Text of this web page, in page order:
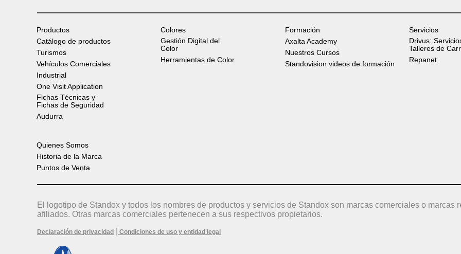
Productos
Catálogo de productos
Turismos
Vehículos Comerciales
Industrial
One Visit Application
Fichas Técnicas y
Fichas de Seguridad
Audurra
Colores
Gestión Digital del
Color
Herramientas de Color
Formación
Axalta Academy
Nuestros Cursos
Standovision videos de formación
Servicios
Drivus:
Talleres de
Repanet
Quienes Somos
Historia de la Marca
Puntos de Venta
El logotipo de Standox y todos los nombres de productos y servicios de Standox son marcas comerciales o marcas
afiliados. Otras marcas comerciales pertenecen a sus respectivos propietarios.
Declaración de privacidad Condiciones de uso y entidad legal